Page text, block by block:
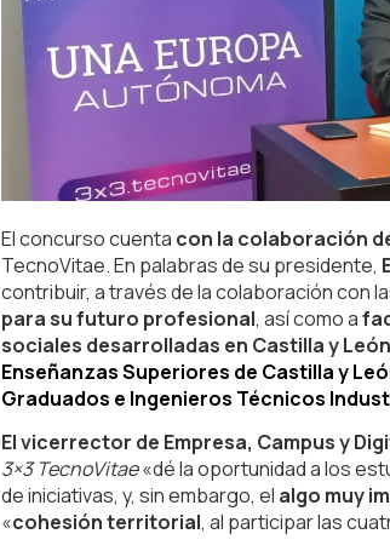
El concurso cuenta con la colaboración
TecnoVitae. En palabras de su presidente,
contribuir, a través de la colaboración con
para su futuro profesional, así como a
sociales desarrolladas en Castilla y León
Enseñanzas Superiores de Castilla y
Graduados e Ingenieros Técnicos
El vicerrector de Empresa, Campus y
3×3 TecnoVitae«dé la oportunidad a los
de iniciativas, y, sin embargo, el algo muy
«cohesión territorial, al participar las